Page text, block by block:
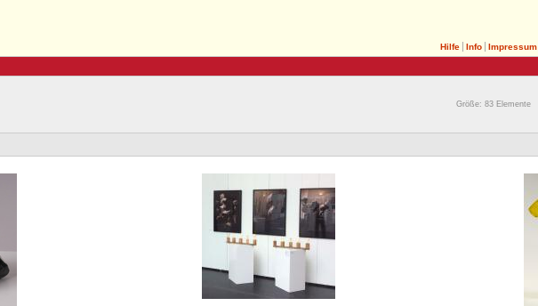
Hilfe Info Impressum
Größe: 83 Elemente